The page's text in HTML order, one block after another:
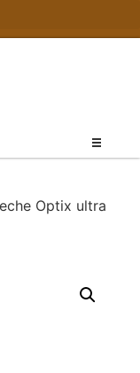
Optix ultra